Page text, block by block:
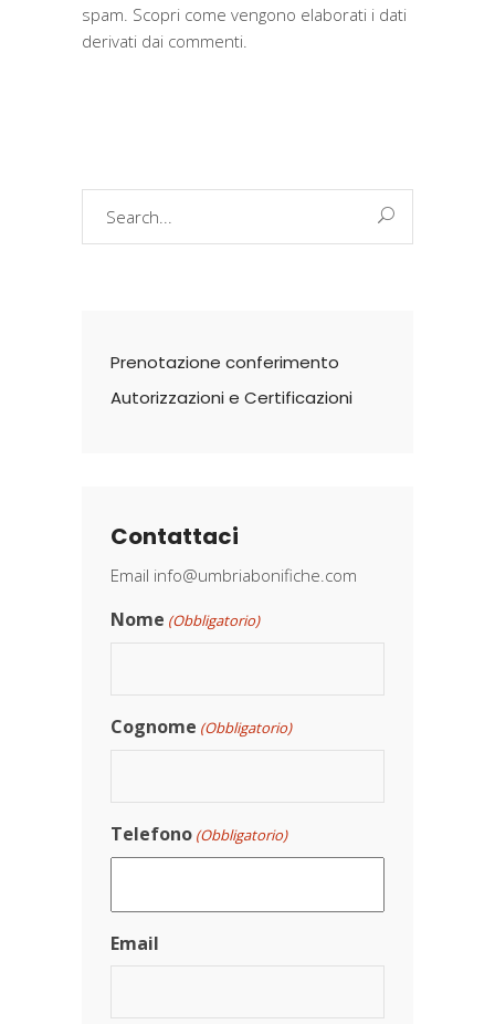
spam. Scopri come vengono elaborati i dati
derivati dai commenti.
Prenotazione conferimento
Autorizzazioni e Certificazioni
Contattaci
Email info@umbriabonifiche.com
Nome (Obbligatorio)
Cognome (Obbligatorio)
Telefono (Obbligatorio)
Email